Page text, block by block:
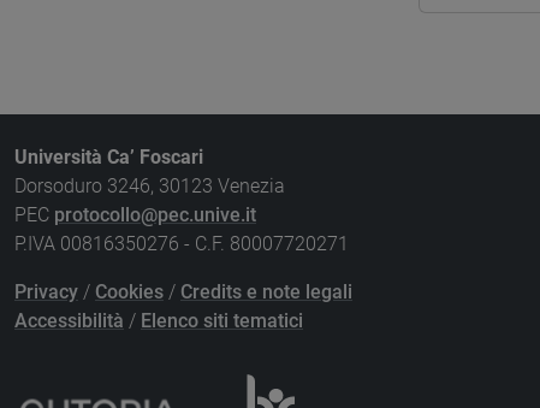
Università Ca’ Foscari
Dorsoduro 3246, 30123 Venezia
PEC protocollo@pec.unive.it
P.IVA 00816350276 - C.F. 80007720271
Privacy / Cookies / Credits e note legali
Accessibilità / Elenco siti tematici